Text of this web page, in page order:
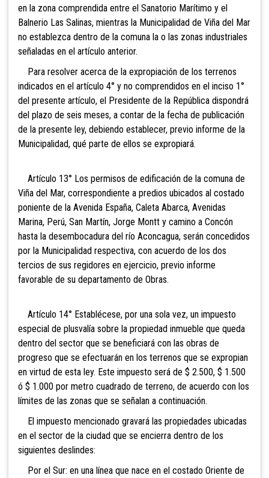
en la zona comprendida entre el Sanatorio Marítimo y el
Balnerio Las Salinas, mientras la Municipalidad de Viña del Mar
no establezca dentro de la comuna la o las zonas industriales
señaladas en el artículo anterior.
Para resolver acerca de la expropiación de los terrenos
indicados en el artículo 4° y no comprendidos en el inciso 1°
del presente artículo, el Presidente de la República dispondrá
del plazo de seis meses, a contar de la fecha de publicación
de la presente ley, debiendo establecer, previo informe de la
Municipalidad, qué parte de ellos se expropiará.
Artículo 13° Los permisos de edificación de la comuna de
Viña del Mar, correspondiente a predios ubicados al costado
poniente de la Avenida España, Caleta Abarca, Avenidas
Marina, Perú, San Martín, Jorge Montt y camino a Concón
hasta la desembocadura del río Aconcagua, serán concedidos
por la Municipalidad respectiva, con acuerdo de los dos
tercios de sus regidores en ejercicio, previo informe
favorable de su departamento de Obras.
Artículo 14° Establécese, por una sola vez, un impuesto
especial de plusvalía sobre la propiedad inmueble que queda
dentro del sector que se beneficiará con las obras de
progreso que se efectuarán en los terrenos que se expropian
en virtud de esta ley. Este impuesto será de $ 2.500, $ 1.500
ó $ 1.000 por metro cuadrado de terreno, de acuerdo con los
límites de las zonas que se señalan a continuación.
El impuesto mencionado gravará las propiedades ubicadas
en el sector de la ciudad que se encierra dentro de los
siguientes deslindes:
Por el Sur: en una línea que nace en el costado Oriente de